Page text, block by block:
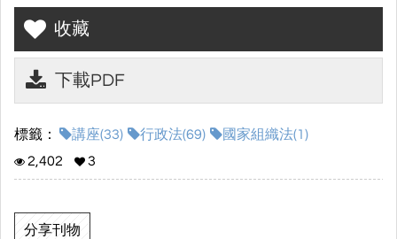
收藏
下載PDF
標籤： 講座(33) 行政法(69)
國家組織法(1)
2,402
3
分享刊物